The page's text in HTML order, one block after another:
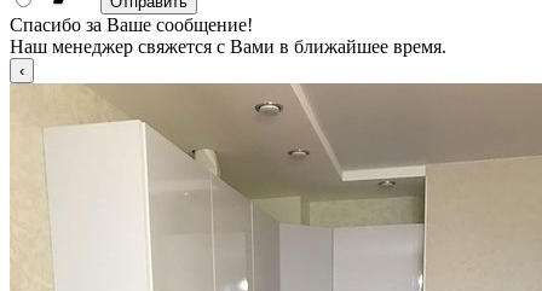
Спасибо за Ваше сообщение!
Наш менеджер свяжется с Вами в ближайшее время.